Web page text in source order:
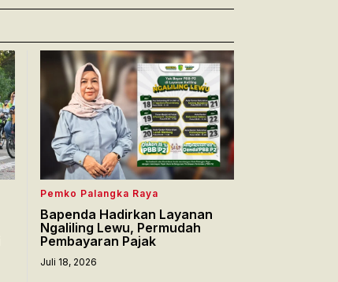
Pemko Palangka Raya
Bapenda Hadirkan Layanan
Ngaliling Lewu, Permudah
Pembayaran Pajak
Juli 18, 2026